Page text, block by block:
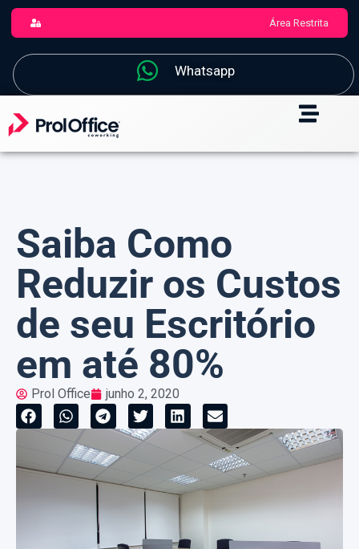
Área Restrita
Whatsapp
Saiba Como
Reduzir os Custos
de seu Escritório
em até 80%
Prol Office junho 2, 2020